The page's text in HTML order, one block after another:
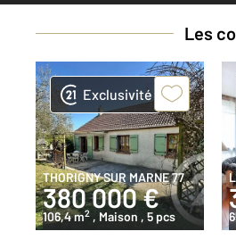
Les
Exclusivité
THORIGNY SUR MARNE 77
380 000 €
106,4 m2 , Maison , 5 pcs